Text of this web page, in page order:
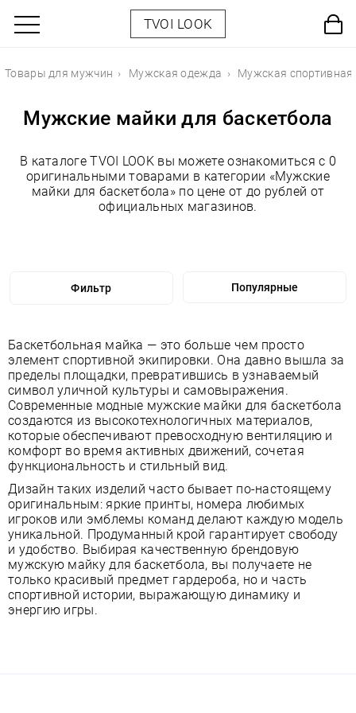
TVOI LOOK
Товары для мужчин Мужская одежда Мужская
Мужские майки для баскетбола
В каталоге TVOI LOOK вы можете ознакомиться с 0
оригинальными товарами в категории «Мужские
майки для баскетбола» по цене от до рублей от
официальных магазинов.
Фильтр
Баскетбольная майка — это больше чем просто
элемент спортивной экипировки. Она давно вышла за
пределы площадки, превратившись в узнаваемый
символ уличной культуры и самовыражения.
Современные модные мужские майки для баскетбола
создаются из высокотехнологичных материалов,
которые обеспечивают превосходную вентиляцию и
комфорт во время активных движений, сочетая
функциональность и стильный вид.
Дизайн таких изделий часто бывает по-настоящему
оригинальным: яркие принты, номера любимых
игроков или эмблемы команд делают каждую модель
уникальной. Продуманный крой гарантирует свободу
и удобство. Выбирая качественную брендовую
мужскую майку для баскетбола, вы получаете не
только красивый предмет гардероба, но и часть
спортивной истории, выражающую динамику и
энергию игры.